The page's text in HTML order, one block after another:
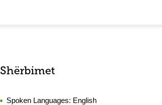
Shërbimet
Spoken Languages: English